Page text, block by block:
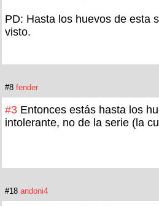
PD: Hasta los huevos de esta
visto.
#8 fender
#3 Entonces estás hasta los
intolerante, no de la serie (la
#18 andoni4